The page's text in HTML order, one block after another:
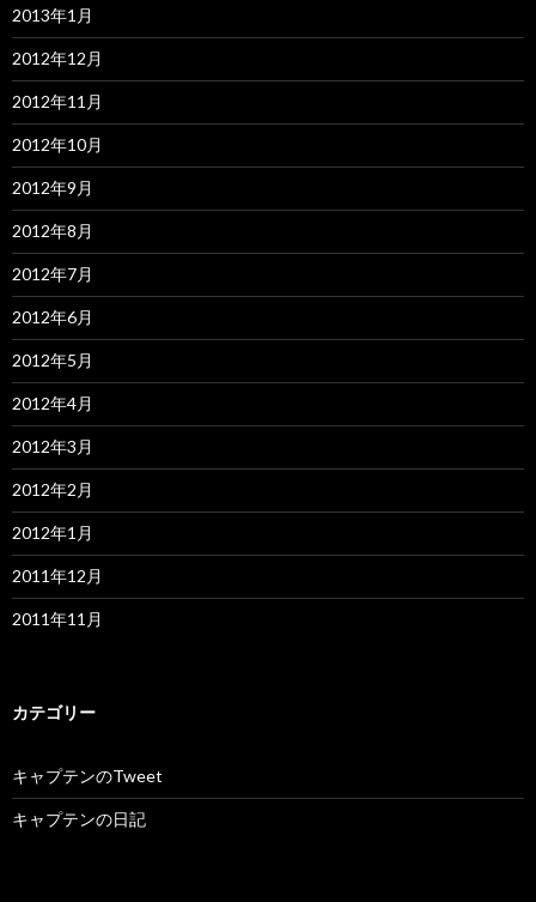
2013年1月
2012年12月
2012年11月
2012年10月
2012年9月
2012年8月
2012年7月
2012年6月
2012年5月
2012年4月
2012年3月
2012年2月
2012年1月
2011年12月
2011年11月
カテゴリー
キャプテンのTweet
キャプテンの日記